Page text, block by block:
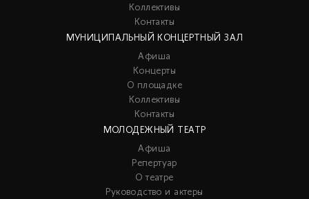
Коллективы
Контакты
МУНИЦИПАЛЬНЫЙ КОНЦЕРТНЫЙ ЗАЛ
Афиша
Концерты
О площадке
Коллективы
Контакты
МОЛОДЕЖНЫЙ ТЕАТР
Афиша
Репертуар
О театре
Руководство и актеры